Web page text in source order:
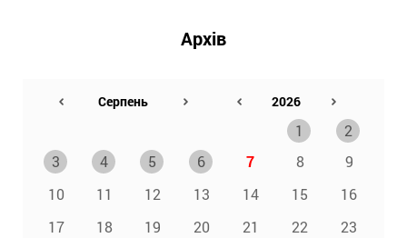
Архів
1
2
3
4 5 6 7 8
9
10
11 12 13 14 15
16
17
18 19 20 21 22
23